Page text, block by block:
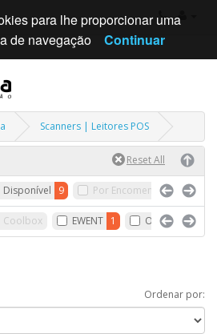
Scanners | Leitores POS
Disponível 9 Por Encomenda Sem
Coolbox EWENT 1 OEM 3
Ordenar por:
para lhe proporcionar uma
de navegação
Continuar